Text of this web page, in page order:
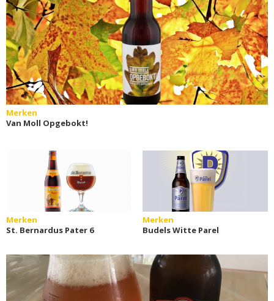
Merken
Van Moll Opgebokt!
Merken
St. Bernardus Pater 6
Merken
Budels Witte Parel